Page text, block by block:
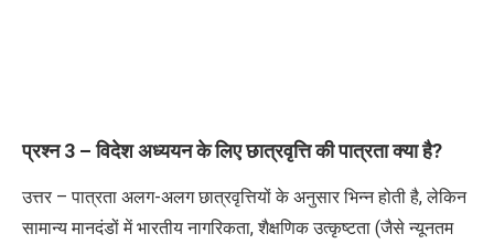
प्रश्न3 –विदेश अध्ययन के लिए छात्रवृत्ति की पात्रता क्या है?
उत्तर – पात्रता अलग-अलग छात्रवृत्तियों के अनुसार भिन्न होती है,लेकिन
सामान्य मानदंडों में भारतीय नागरिकता,शैक्षणिक उत्कृष्टता (जैसे न्यूनतम